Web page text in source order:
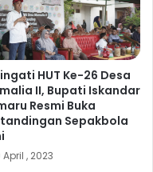
HUT Ke-26 Desa
II, Bupati Iskandar
Resmi Buka
Sepakbola
April , 2023